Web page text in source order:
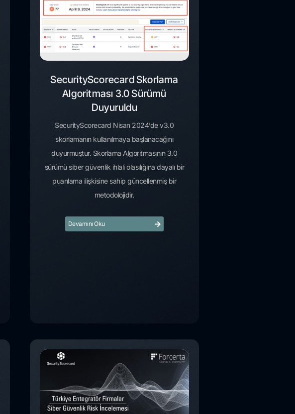
SecurityScorecard Skorlama
Algoritması 3.0 Sürümü
Duyuruldu
SecurityScorecard Nisan 2024’de v3.0
skorlamanın kullanılmaya başlanacağını
duyurmuştur. Skorlama Algoritmasının 3.0
sürümü siber güvenlik ihlali olasılığına dayalı bir
puanlama ilişkisine sahip güncellenmiş bir
metodolojidir.
Devamını Oku